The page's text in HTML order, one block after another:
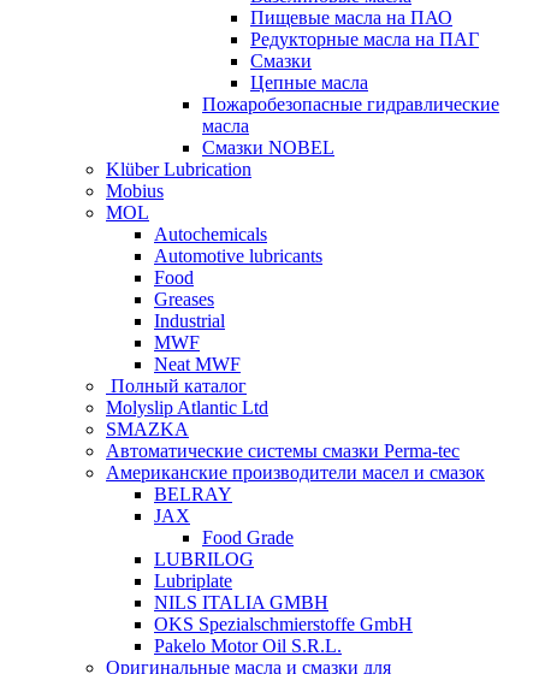
Пищевые масла на ПАО
Редукторные масла на ПАГ
Смазки
Цепные масла
Пожаробезопасные гидравлические
масла
Смазки NOBEL
Klüber Lubrication
Mobius
MOL
Autochemicals
Automotive lubricants
Food
Greases
Industrial
MWF
Neat MWF
Полный каталог
Molyslip Atlantic Ltd
SMAZKA
Автоматические системы смазки Perma-tec
Американские производители масел и смазок
BELRAY
JAX
Food Grade
LUBRILOG
Lubriplate
NILS ITALIA GMBH
OKS Spezialschmierstoffe GmbH
Pakelo Motor Oil S.R.L.
Оригинальные масла и смазки для